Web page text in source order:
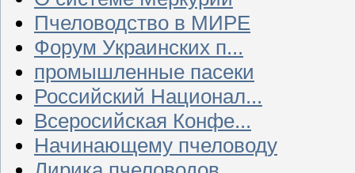
Пчеловодство в МИРЕ
Форум Украинских п...
промышленные пасеки
Российский Национал...
Всеросийская Конфе...
Начинающему пчеловоду